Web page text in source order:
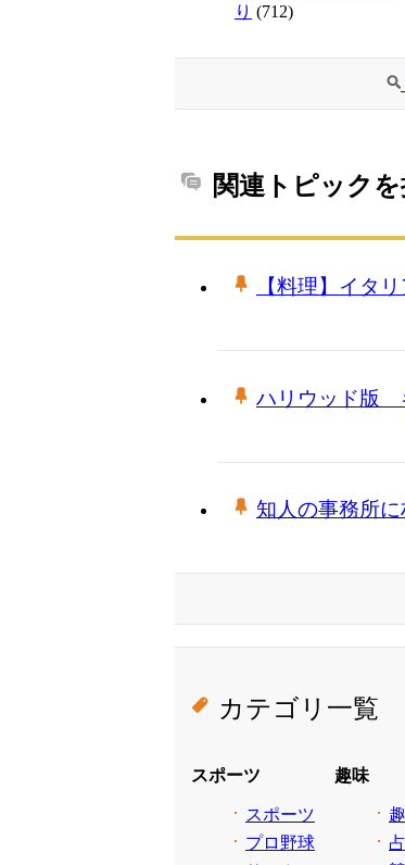
り (712)
関連トピック
【料理】イタ
ハリウッド版
知人の事務所に
カテゴリ一覧
スポーツ
スポーツ
プロ野球
趣味